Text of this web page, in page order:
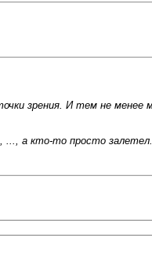
зрения. И тем не менее
..., а кто-то просто залетел.